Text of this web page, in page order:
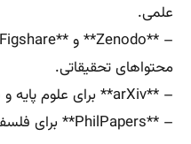
علمی.
محتواهای تحقیقاتی.
– **arXiv** برای علوم پایه و فیزیک.
– **PhilPapers** برای فلسفه.